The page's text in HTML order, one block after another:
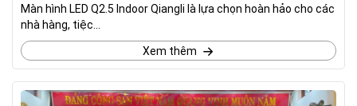
Màn hình LED Q2.5 Indoor Qiangli là lựa chọn hoàn hảo cho các
nhà hàng, tiệc...
Xem thêm